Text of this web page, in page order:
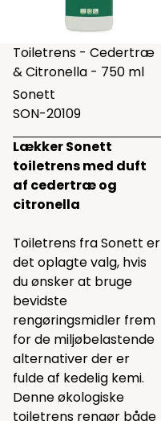
Toiletrens - Cedertræ
& Citronella - 750 ml
Sonett
SON-20109
Lækker Sonett
toiletrens med duft
af cedertræ og
citronella
Toiletrens fra Sonett er
det oplagte valg, hvis
du ønsker at bruge
bevidste
rengøringsmidler frem
for de miljøbelastende
alternativer der er
fulde af kedelig kemi.
Denne økologiske
toiletrens rengør både